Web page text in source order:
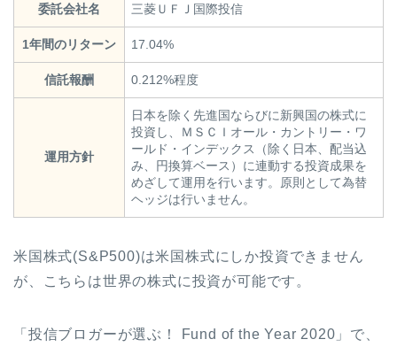
委託会社名 三菱ＵＦＪ国際投信
1年間のリターン 17.04%
信託報酬 0.212%程度
運用方針
日本を除く先進国ならびに新興国の株式に
投資し、ＭＳＣＩオール・カントリー・ワ
ールド・インデックス（除く日本、配当込
み、円換算ベース）に連動する投資成果を
めざして運用を行います。原則として為替
ヘッジは行いません。
米国株式(S&P500)は米国株式にしか投資できません
が、こちらは世界の株式に投資が可能です。
「投信ブロガーが選ぶ！ Fund of the Year 2020」で、